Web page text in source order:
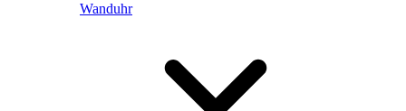
Wanduhr